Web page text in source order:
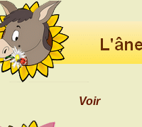
Voir